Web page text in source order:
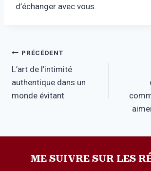
d’échanger avec vous.
Navigation
de
l’article
PRÉCÉDENT
L’art de l’intimité
authentique dans un
monde évitant
ME SUIVRE SUR LES